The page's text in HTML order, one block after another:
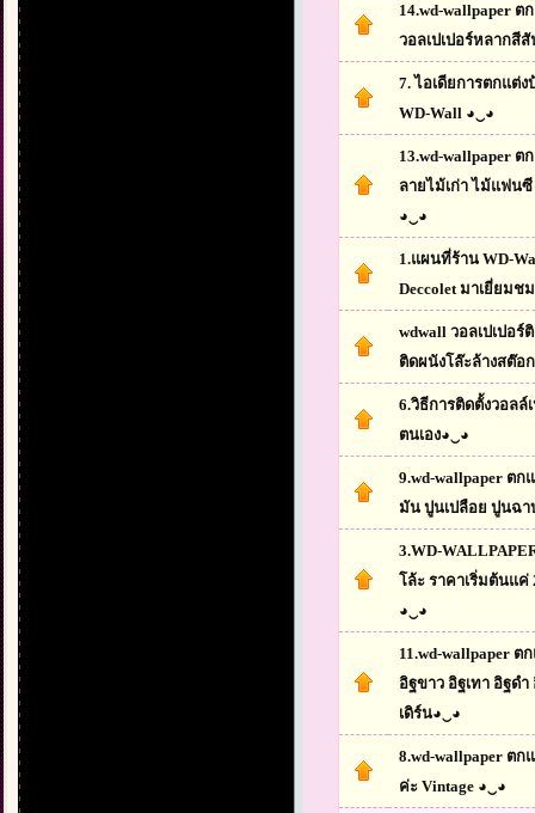
14.wd-wallpaper ต
วอลเปเปอร์หลากสี
7. ไอเดียการตกแต่
WD-Wall ◕‿◕
13.wd-wallpaper ต
ลายไม้เก่า ไม้แฟน
◕‿◕
1.แผนที่ร้าน WD-
Deccolet มาเยี่ยม
wdwall วอลเปเปอร์
ติดผนังโล๊ะล้างสต๊อ
6.วิธีการติดตั้งวอลล์
ตนเอง◕‿◕
9.wd-wallpaper ต
มัน ปูนเปลือย ปูนฉา
3.WD-
โล้ะ ราคาเริ่มต้นแ
◕‿◕
11.wd-wallpaper ต
อิฐขาว อิฐเทา อิฐด
เดิร์น◕‿◕
8.wd-wallpaper ตก
ค่ะ Vintage ◕‿◕